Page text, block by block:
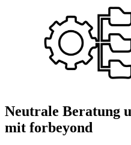
Neutrale Beratung
mit forbeyond